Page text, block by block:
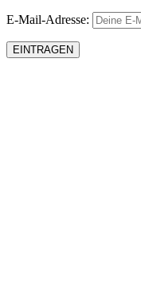
E-Mail-Adresse: